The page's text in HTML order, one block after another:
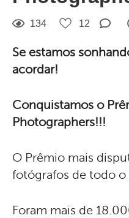
134 12
Se estamos
acordar!
Conquistamos o
Photographers!!!
O Prêmio mais
fotógrafos de todo o
Foram mais de